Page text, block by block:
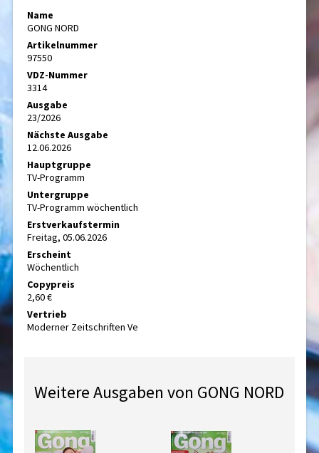
Name
GONG NORD
Artikelnummer
97550
VDZ-Nummer
3314
Ausgabe
23/2026
Nächste Ausgabe
12.06.2026
Hauptgruppe
TV-Programm
Untergruppe
TV-Programm wöchentlich
Erstverkaufstermin
Freitag, 05.06.2026
Erscheint
Wöchentlich
Copypreis
2,60 €
Vertrieb
Moderner Zeitschriften Ve
Weitere Ausgaben von GONG NORD